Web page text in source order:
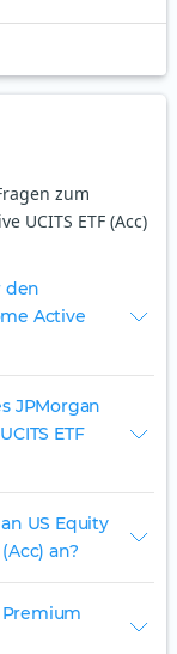
zum
UCITS ETF (Acc)
den
Active
JPMorgan
ETF
US Equity
an?